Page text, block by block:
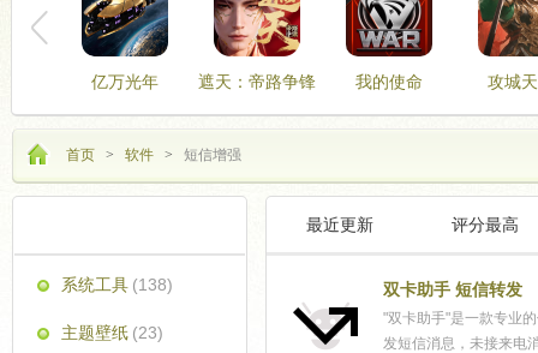
亿万光年 遮天：帝路争锋 我的使命 攻城
首页 > 软件 > 短信增强
系统工具 (138)
主题壁纸 (23)
最近更新 评分最高
双卡助手 短信转发
"双卡助手"是一款专业
发短信消息，未接来电